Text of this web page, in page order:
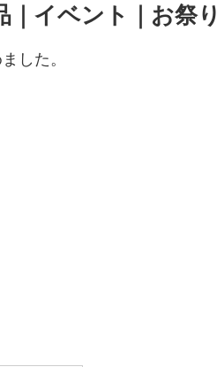
｜イベント｜お祭り
した。